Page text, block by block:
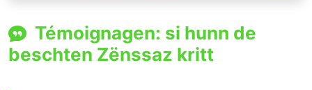
Témoignagen: si hunn de
beschten Zënssaz kritt